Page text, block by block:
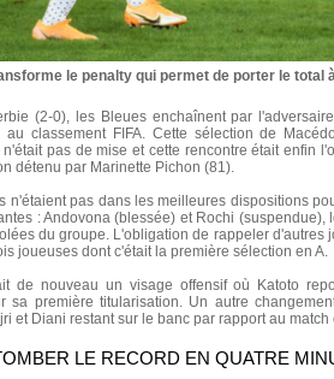
le penalty qui permet de porter le total
(2-0), les Bleues enchaînent par
au classement FIFA. Cette sélection de
pas de mise et cette rencontre était enfin
détenu par Marinette Pichon (81).
n'étaient pas dans les meilleures dispositions
: Andovona (blessée) et Rochi
du groupe. L'obligation de rappeler d'autres
joueuses dont c'était la première sélection en A.
de nouveau un visage offensif où Katoto
sa première titularisation. Un autre
et Diani restant sur le banc par rapport au match
LE RECORD EN QUATRE